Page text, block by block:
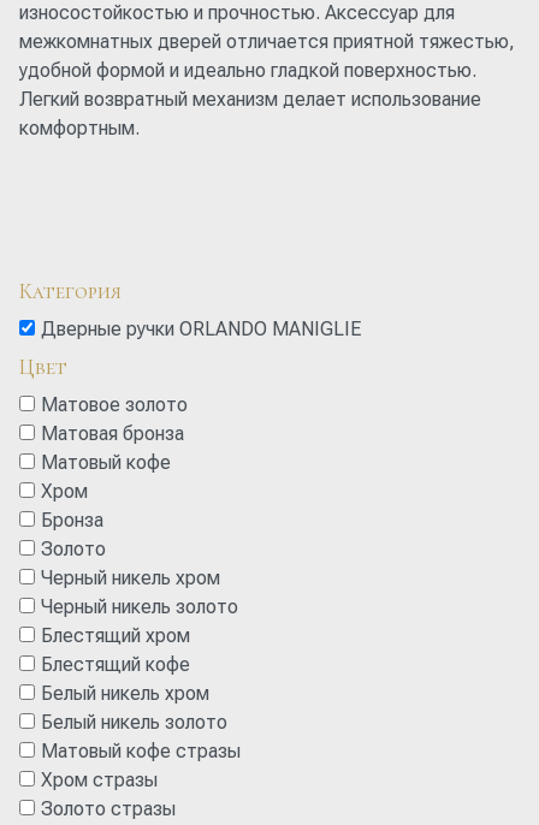
износостойкостью и прочностью. Аксессуар для
межкомнатных дверей отличается приятной тяжестью,
удобной формой и идеально гладкой поверхностью.
Легкий возвратный механизм делает использование
комфортным.
Категория
Дверные ручки ORLANDO MANIGLIE
Цвет
Матовое золото
Матовая бронза
Матовый кофе
Хром
Бронза
Золото
Черный никель хром
Черный никель золото
Блестящий хром
Блестящий кофе
Белый никель хром
Белый никель золото
Матовый кофе стразы
Хром стразы
Золото стразы